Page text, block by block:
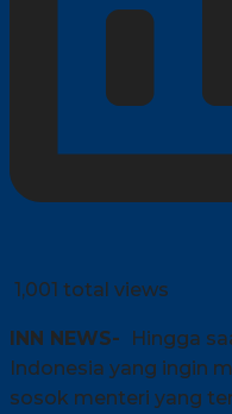
1,001 total views
INN NEWS-
Hingga
Indonesia yang ingin
sosok menteri yang